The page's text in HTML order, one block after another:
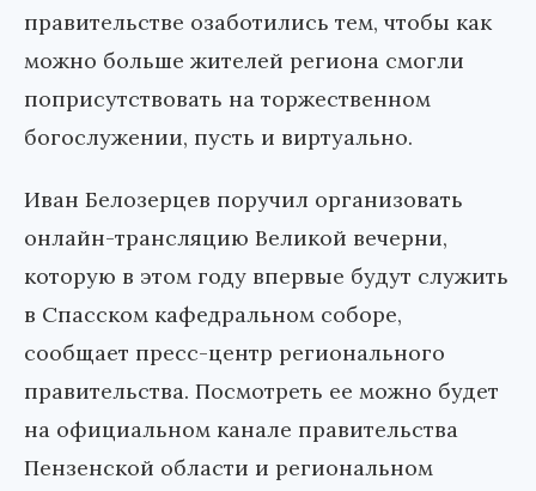
правительстве озаботились тем, чтобы как
можно больше жителей региона смогли
поприсутствовать на торжественном
богослужении, пусть и виртуально.
Иван Белозерцев поручил организовать
онлайн-трансляцию Великой вечерни,
которую в этом году впервые будут служить
в Спасском кафедральном соборе,
сообщает пресс-центр регионального
правительства. Посмотреть ее можно будет
на официальном канале правительства
Пензенской области и региональном